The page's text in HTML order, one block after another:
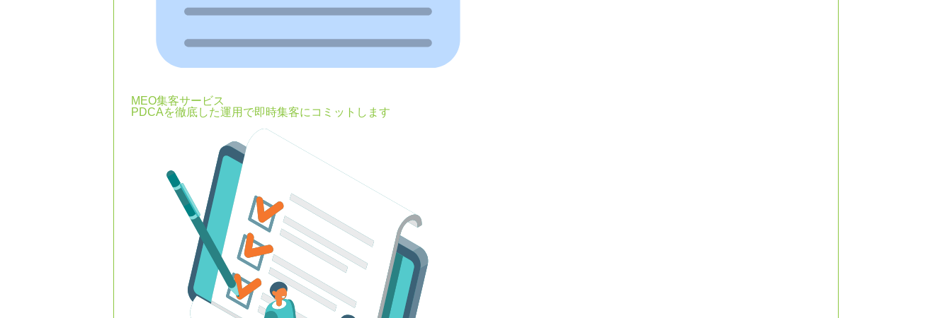
MEO集客サービス
PDCAを徹底した運用で即時集客にコミットします